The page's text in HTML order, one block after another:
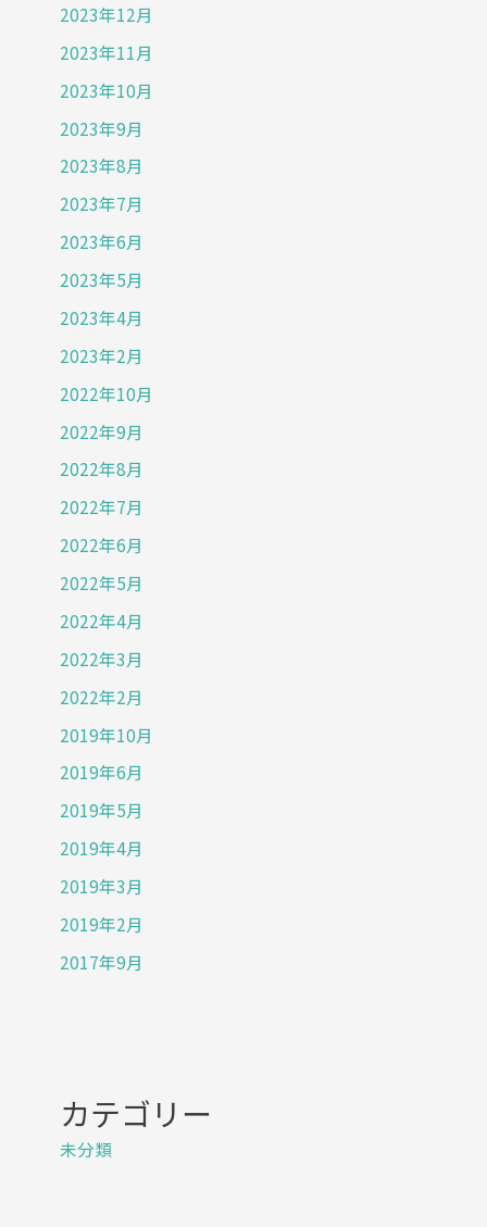
2023年12月
2023年11月
2023年10月
2023年9月
2023年8月
2023年7月
2023年6月
2023年5月
2023年4月
2023年2月
2022年10月
2022年9月
2022年8月
2022年7月
2022年6月
2022年5月
2022年4月
2022年3月
2022年2月
2019年10月
2019年6月
2019年5月
2019年4月
2019年3月
2019年2月
2017年9月
カテゴリー
未分類